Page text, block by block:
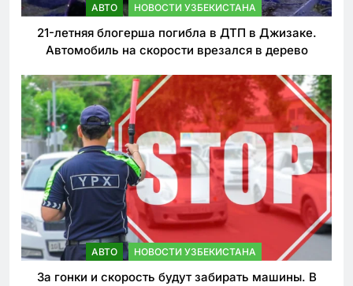
АВТО НОВОСТИ УЗБЕКИСТАНА
21-летняя блогерша погибла в ДТП в Джизаке.
Автомобиль на скорости врезался в дерево
АВТО НОВОСТИ УЗБЕКИСТАНА
За гонки и скорость будут забирать машины. В